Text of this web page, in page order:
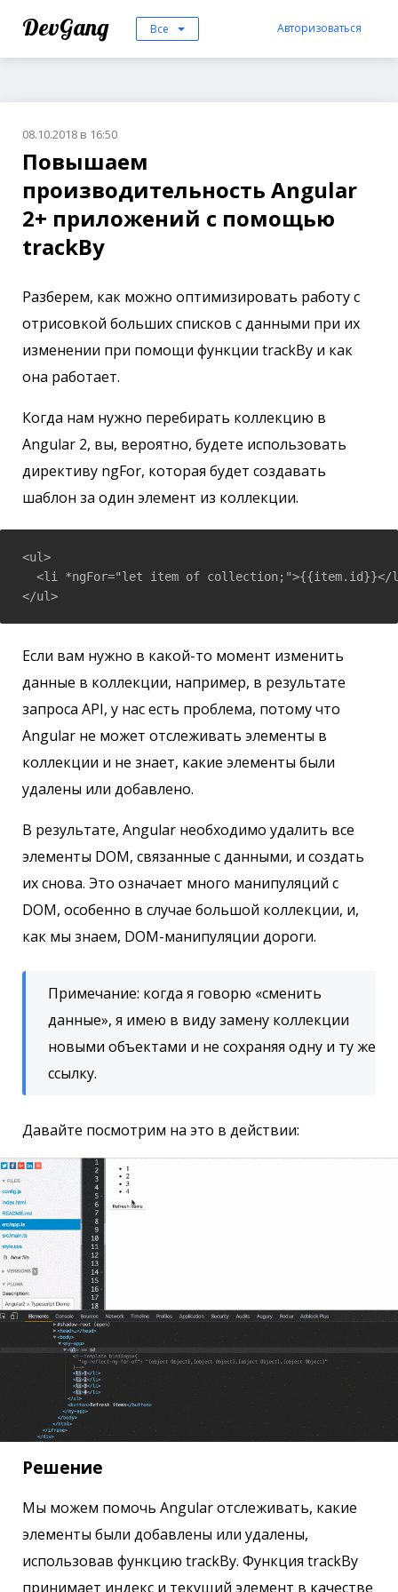
DevGang Все Авторизоваться
08.10.2018 в 16:50
Повышаем
производительность Angular
2+ приложений с помощью
trackBy
Разберем, как можно оптимизировать работу с
отрисовкой больших списков с данными при их
изменении при помощи функции trackBy и как
она работает.
Когда нам нужно перебирать коллекцию в
Angular 2, вы, вероятно, будете использовать
директиву ngFor, которая будет создавать
шаблон за один элемент из коллекции.
<ul>
<li *ngFor="let item of collection;">{{item.id}}</
</ul>
Если вам нужно в какой-то момент изменить
данные в коллекции, например, в результате
запроса API, у нас есть проблема, потому что
Angular не может отслеживать элементы в
коллекции и не знает, какие элементы были
удалены или добавлено.
В результате, Angular необходимо удалить все
элементы DOM, связанные с данными, и создать
их снова. Это означает много манипуляций с
DOM, особенно в случае большой коллекции, и,
как мы знаем, DOM-манипуляции дороги.
Примечание: когда я говорю «сменить
данные», я имею в виду замену коллекции
новыми объектами и не сохраняя одну и ту же
ссылку.
Давайте посмотрим на это в действии:
Решение
Мы можем помочь Angular отслеживать, какие
элементы были добавлены или удалены,
использовав функцию trackBy. Функция trackBy
принимает индекс и текущий элемент в качестве